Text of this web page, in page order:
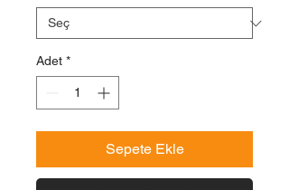
Adet *
Sepete Ekle